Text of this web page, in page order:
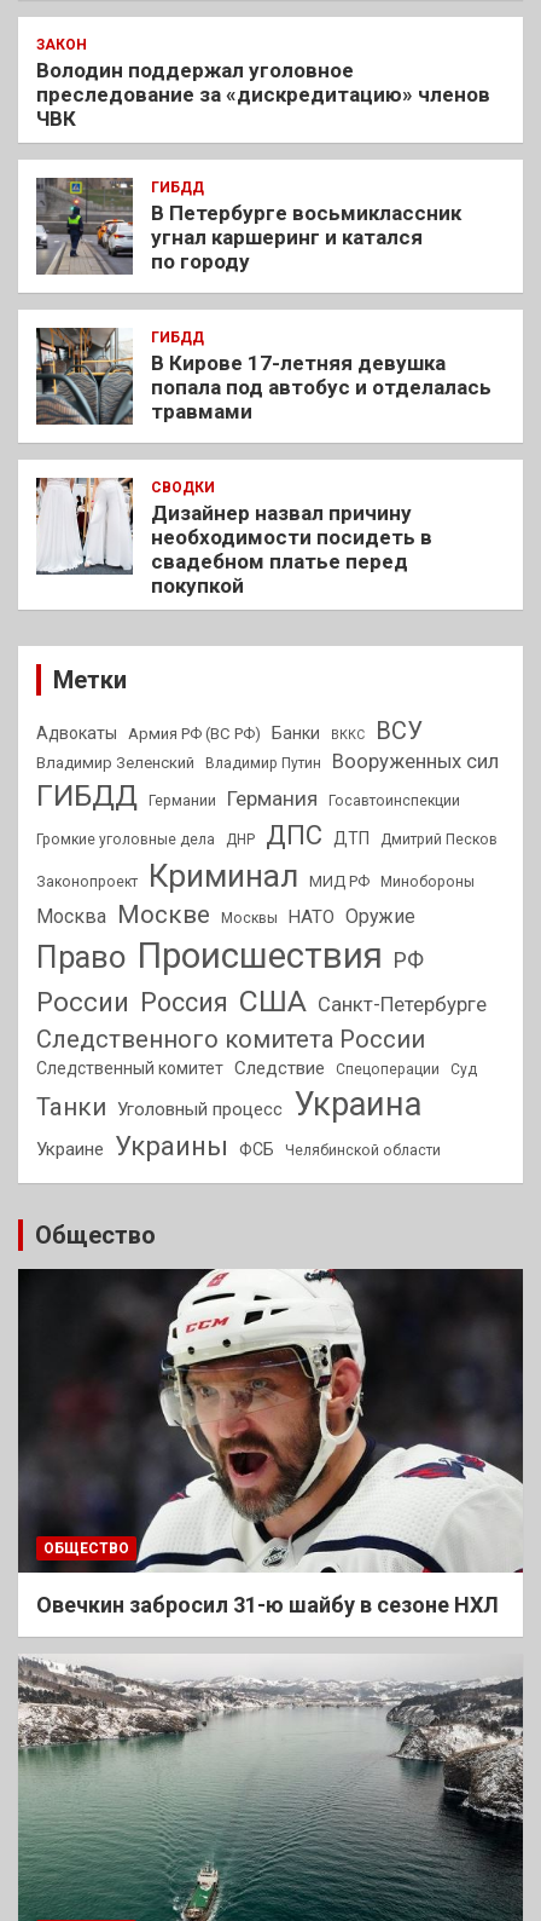
ЗАКОН
Володин поддержал уголовное
преследование за «дискредитацию» членов
ЧВК
ГИБДД
В Петербурге восьмиклассник
угнал каршеринг и катался
по городу
ГИБДД
В Кирове 17-летняя девушка
попала под автобус и отделалась
травмами
СВОДКИ
Дизайнер назвал причину
необходимости посидеть в
свадебном платье перед
покупкой
Метки
Адвокаты Армия РФ (ВС РФ) Банки ВККС ВСУ
Владимир Зеленский Владимир Путин Вооруженных сил
ГИБДД Германии Германия Госавтоинспекции
Громкие уголовные дела ДНР ДПС ДТП Дмитрий Песков
Законопроект Криминал МИД РФ Минобороны
Москва Москве Москвы НАТО Оружие
Право Происшествия РФ
России Россия США Санкт-Петербурге
Следственного комитета России
Следственный комитет Следствие Спецоперации Суд
Танки Уголовный процесс Украина
Украине Украины ФСБ Челябинской области
Общество
ОБЩЕСТВО
Овечкин забросил 31-ю шайбу в сезоне НХЛ